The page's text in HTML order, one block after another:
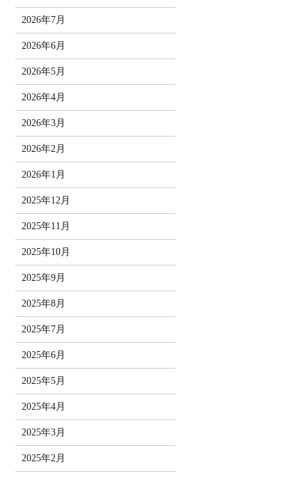
2026年7月
2026年6月
2026年5月
2026年4月
2026年3月
2026年2月
2026年1月
2025年12月
2025年11月
2025年10月
2025年9月
2025年8月
2025年7月
2025年6月
2025年5月
2025年4月
2025年3月
2025年2月